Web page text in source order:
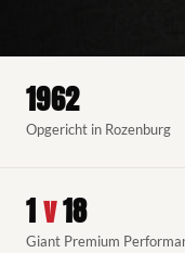
1962
Opgericht in Rozenburg
1v18
Giant Premium